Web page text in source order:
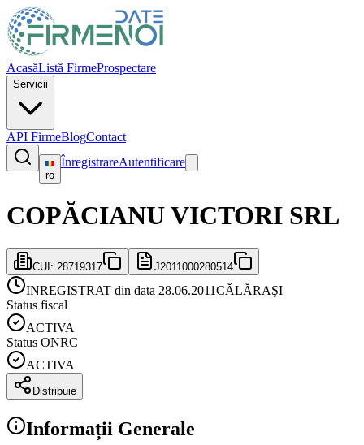
AcasăListă FirmeProspectare
Servicii
API FirmeBlogContact
ro
ÎnregistrareAutentificare
COPĂCIANU VICTORI SRL
CUI: 28719317 J2011000280514
INREGISTRAT din data 28.06.2011CĂLĂRAŞI
Status fiscal
ACTIVA
Status ONRC
ACTIVA
Distribuie
Informații Generale